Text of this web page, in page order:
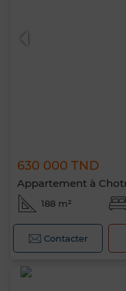
630 000 TND
Appartement à
188 m²
Contacter